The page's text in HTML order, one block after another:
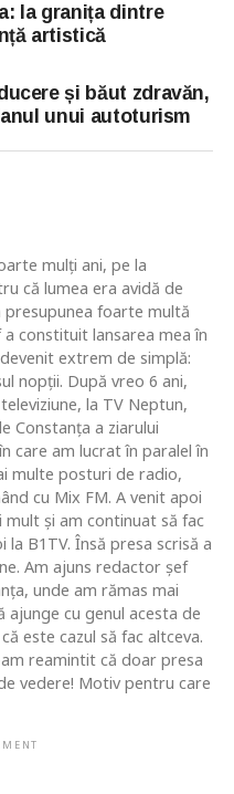
la granița dintre
artistică
și băut zdravăn,
unui autoturism
mulţi ani, pe la
că lumea era avidă de
foarte multă
constituit lansarea mea în
extrem de simplă:
nopţii. După vreo 6 ani,
la TV Neptun,
Constanţa a ziarului
care am lucrat în paralel în
multe posturi de radio,
cu Mix FM. A venit apoi
şi am continuat să fac
la B1TV. Însă presa scrisă a
Am ajuns redactor şef
unde am rămas mai
ajunge cu genul acesta de
este cazul să fac altceva.
reamintit că doar presa
vedere! Motiv pentru care